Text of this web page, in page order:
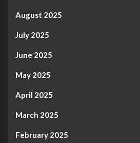
August 2025
July 2025
June 2025
May 2025
April 2025
March 2025
February 2025